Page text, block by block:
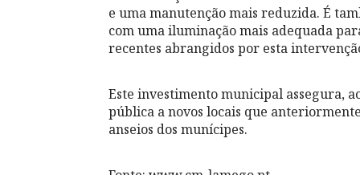
e uma manutenção mais reduzida. É
com uma iluminação mais adequada
recentes abrangidos por esta
Este investimento municipal assegura,
pública a novos locais que
anseios dos munícipes.